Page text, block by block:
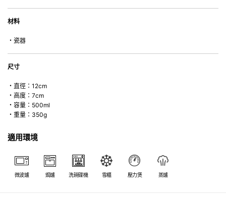
*不可直接用於熱源上
材料
・瓷器
尺寸
・直徑：12cm
・高度：7cm
・容量：500ml
・重量：350g
適用環境
微波爐 焗爐 洗碗碟機 雪櫃 壓力煲 蒸爐